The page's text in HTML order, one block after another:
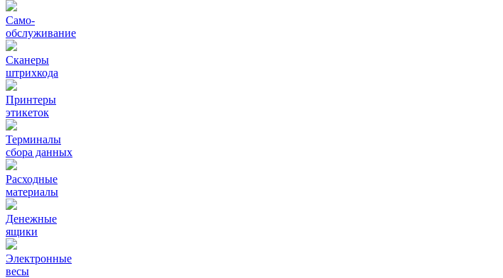
Само-
обслуживание
Сканеры
штрихкода
Принтеры
этикеток
Терминалы
сбора данных
Расходные
материалы
Денежные
ящики
Электронные
весы